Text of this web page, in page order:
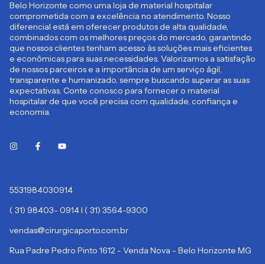
Belo Horizonte como uma loja de material hospitalar
comprometida com a excelência no atendimento. Nosso
diferencial está em oferecer produtos de alta qualidade,
combinados com os melhores preços do mercado, garantindo
que nossos clientes tenham acesso às soluções mais eficientes
e econômicas para suas necessidades. Valorizamos a satisfação
de nossos parceiros e a importância de um serviço ágil,
transparente e humanizado, sempre buscando superar as suas
expectativas. Conte conosco para fornecer o material
hospitalar de que você precisa com qualidade, confiança e
economia.
5531984030914
( 31) 98403- 0914 I ( 31) 3564-9300
vendas@cirurgicaporto.com.br
Rua Padre Pedro Pinto 1612 - Venda Nova - Belo Horizonte MG